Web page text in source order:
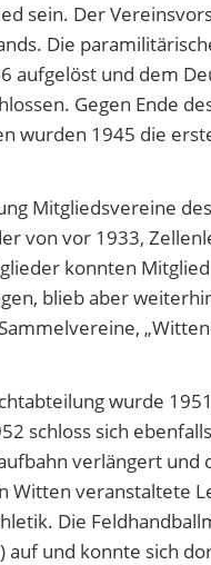
sein. Der
Die
und dem
Gegen Ende
1945 die
Mitgliedsvereine
von vor 1933,
konnten
blieb aber
wurde
schloss sich
verlängert und
Witten veranstaltete
Die
und konnte sich